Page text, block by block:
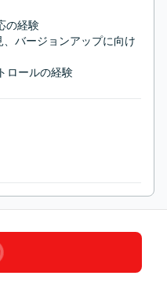
の経験
バージョンアップに向け
ロールの経験